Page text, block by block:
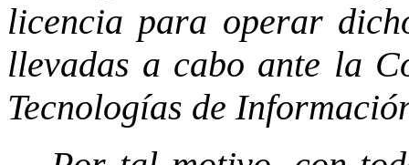
licencia para operar
llevadas a cabo ante la
Tecnologías de